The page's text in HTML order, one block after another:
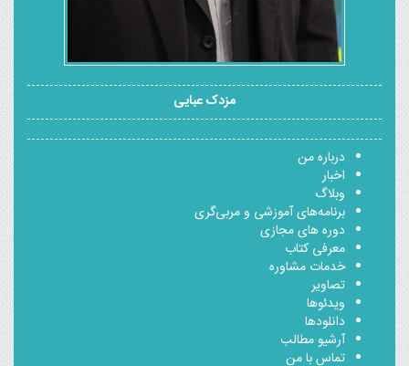
مزدک عبایی
درباره من
اخبار
وبلاگ
برنامه‌های آموزشی و مربی‌گری
دوره های مجازی
معرفی کتاب
خدمات مشاوره
تصاویر
ویدئوها
دانلودها
آرشیو مطالب
تماس با من